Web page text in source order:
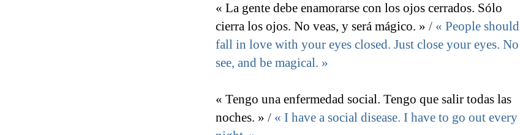
« La gente debe enamorarse con los ojos cerrados. Sólo
cierra los ojos. No veas, y será mágico. » / « People should
fall in love with your eyes closed. Just close your eyes. No
see, and be magical. »
« Tengo una enfermedad social. Tengo que salir todas las
noches. » / « I have a social disease. I have to go out every